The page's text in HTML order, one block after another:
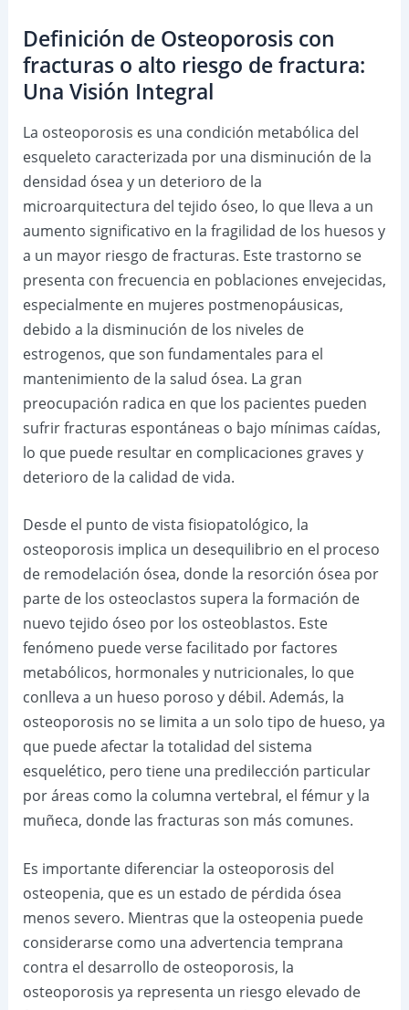
Definición de Osteoporosis con
fracturas o alto riesgo de fractura:
Una Visión Integral
La osteoporosis es una condición metabólica del
esqueleto caracterizada por una disminución de la
densidad ósea y un deterioro de la
microarquitectura del tejido óseo, lo que lleva a un
aumento significativo en la fragilidad de los huesos y
a un mayor riesgo de fracturas. Este trastorno se
presenta con frecuencia en poblaciones envejecidas,
especialmente en mujeres postmenopáusicas,
debido a la disminución de los niveles de
estrogenos, que son fundamentales para el
mantenimiento de la salud ósea. La gran
preocupación radica en que los pacientes pueden
sufrir fracturas espontáneas o bajo mínimas caídas,
lo que puede resultar en complicaciones graves y
deterioro de la calidad de vida.
Desde el punto de vista fisiopatológico, la
osteoporosis implica un desequilibrio en el proceso
de remodelación ósea, donde la resorción ósea por
parte de los osteoclastos supera la formación de
nuevo tejido óseo por los osteoblastos. Este
fenómeno puede verse facilitado por factores
metabólicos, hormonales y nutricionales, lo que
conlleva a un hueso poroso y débil. Además, la
osteoporosis no se limita a un solo tipo de hueso, ya
que puede afectar la totalidad del sistema
esquelético, pero tiene una predilección particular
por áreas como la columna vertebral, el fémur y la
muñeca, donde las fracturas son más comunes.
Es importante diferenciar la osteoporosis del
osteopenia, que es un estado de pérdida ósea
menos severo. Mientras que la osteopenia puede
considerarse como una advertencia temprana
contra el desarrollo de osteoporosis, la
osteoporosis ya representa un riesgo elevado de